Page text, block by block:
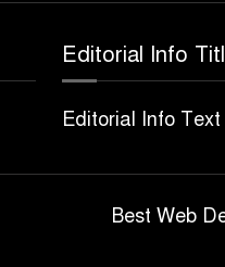
৭
ঈদে
Editorial Info
Editorial Info Text
Best Web